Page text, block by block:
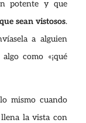
potente y que
sean vistosos.
a alguien
como «¡qué
mismo cuando
la vista con